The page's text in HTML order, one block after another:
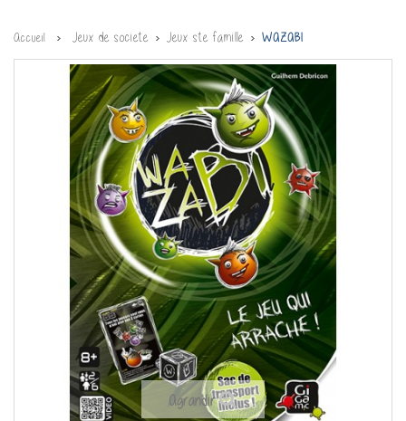
Accueil Jeux de societe Jeux ste famille WAZABI
Agrandir